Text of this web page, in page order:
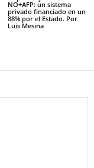
NO+AFP: un sistema
privado financiado en un
88% por el Estado. Por
Luis Mesina